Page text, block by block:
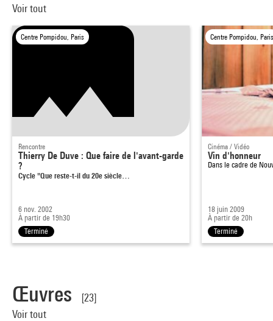
Voir tout
Centre Pompidou, Paris
Rencontre
Thierry De Duve : Que faire de l'avant-garde
?
Cycle "Que reste-t-il du 20e siècle…
6 nov. 2002
À partir de 19h30
Terminé
Centre Pompidou,
Cinéma / Vidéo
Vin d'honneur
Dans le cadre de
18 juin 2009
À partir de 20h
Terminé
Œuvres
[23]
Voir tout